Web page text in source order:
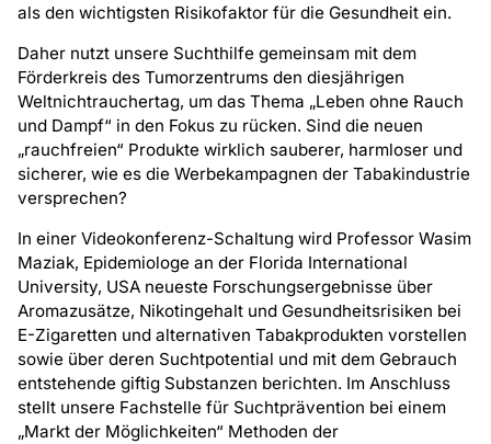
als den wichtigsten Risikofaktor für die Gesundheit ein.
Daher nutzt unsere Suchthilfe gemeinsam mit dem
Förderkreis des Tumorzentrums den diesjährigen
Weltnichtrauchertag, um das Thema „Leben ohne Rauch
und Dampf“ in den Fokus zu rücken. Sind die neuen
„rauchfreien“ Produkte wirklich sauberer, harmloser und
sicherer, wie es die Werbekampagnen der Tabakindustrie
versprechen?
In einer Videokonferenz-Schaltung wird Professor Wasim
Maziak, Epidemiologe an der Florida International
University, USA neueste Forschungsergebnisse über
Aromazusätze, Nikotingehalt und Gesundheitsrisiken bei
E-Zigaretten und alternativen Tabakprodukten vorstellen
sowie über deren Suchtpotential und mit dem Gebrauch
entstehende giftig Substanzen berichten. Im Anschluss
stellt unsere Fachstelle für Suchtprävention bei einem
„Markt der Möglichkeiten“ Methoden der